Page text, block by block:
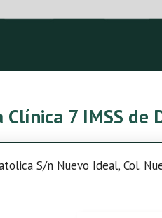
7 IMSS de
S/n Nuevo Ideal, Col.